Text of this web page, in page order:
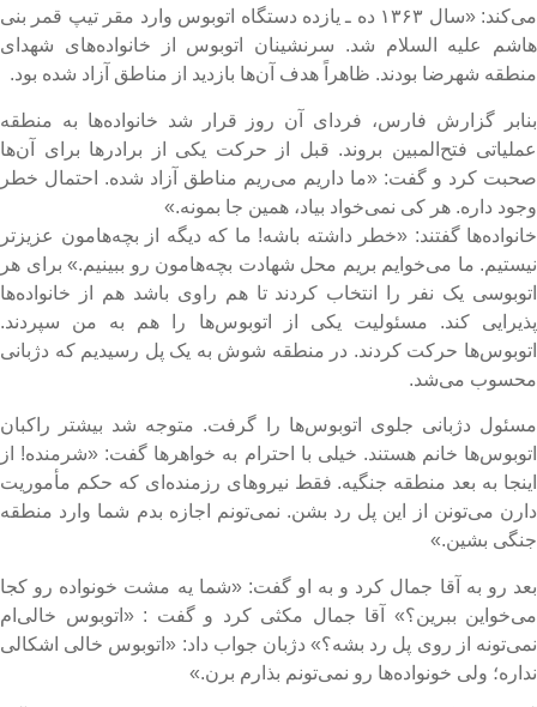
می‌کند: «سال ۱۳۶۳ ده ـ یازده دستگاه اتوبوس وارد مقر تیپ قمر بنی
علیه السلام شد. سرنشینان اتوبوس از خانواده‌های شهدای
شهرضا بودند. ظاهراً هدف آن‌ها بازدید از مناطق آزاد شده بود.
گزارش فارس، فردای آن روز قرار شد خانواده‌ها به منطقه
فتح‌المبین بروند. قبل از حرکت یکی از برادرها برای آن‌ها
کرد و گفت: «ما داریم می‌ریم مناطق آزاد شده. احتمال خطر
داره. هر کی نمی‌خواد بیاد، همین جا بمونه.»
گفتند: «خطر داشته باشه! ما که دیگه از بچه‌هامون عزیزتر
ما می‌خوایم بریم محل شهادت بچه‌هامون رو ببینیم.» برای هر
یک نفر را انتخاب کردند تا هم راوی باشد هم از خانواده‌ها
کند. مسئولیت یکی از اتوبوس‌ها را هم به من سپردند.
حرکت کردند. در منطقه شوش به یک پل رسیدیم که دژبانی
می‌شد.
دژبانی جلوی اتوبوس‌ها را گرفت. متوجه شد بیشتر راکبان
خانم هستند. خیلی با احترام به خواهرها گفت: «شرمنده! از
به بعد منطقه جنگیه. فقط نیروهای رزمنده‌ای که حکم مأموریت
می‌تونن از این پل رد بشن. نمی‌تونم اجازه بدم شما وارد منطقه
بشین.»
رو به آقا جمال کرد و به او گفت: «شما یه مشت خونواده رو کجا
ببرین؟» آقا جمال مکثی کرد و گفت : «اتوبوس خالی‌ام
از روی پل رد بشه؟» دژبان جواب داد: «اتوبوس خالی اشکالی
ولی خونواده‌ها رو نمی‌تونم بذارم برن.»